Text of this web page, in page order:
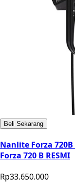
Beli Sekarang
Nanlite Forza
Forza 720 B RESMI
Rp33.650.000